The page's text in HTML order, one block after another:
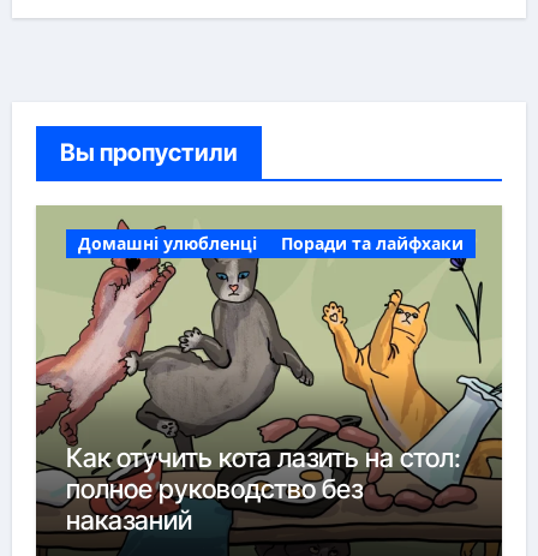
Вы пропустили
Домашні улюбленці Поради та лайфхаки
Как отучить кота лазить на стол:
полное руководство без
наказаний